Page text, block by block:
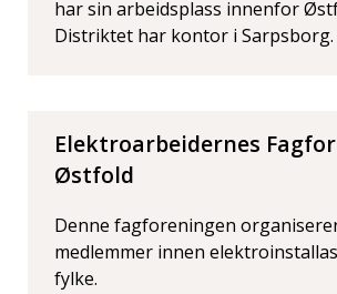
har sin arbeidsplass innenfor
Distriktet har kontor i Sarpsborg.
Elektroarbeidernes
Østfold
Denne fagforeningen
medlemmer innen
fylke.